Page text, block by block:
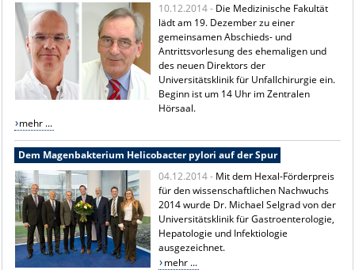
10.12.2014 - Die Medizinische Fakultät
lädt am 19. Dezember zu einer
gemeinsamen Abschieds- und
Antrittsvorlesung des ehemaligen und
des neuen Direktors der
Universitätsklinik für Unfallchirurgie ein.
Beginn ist um 14 Uhr im Zentralen
Hörsaal.
mehr ...
Dem Magenbakterium Helicobacter pylori auf der Spur
04.12.2014 - Mit dem Hexal-Förderpreis
für den wissenschaftlichen Nachwuchs
2014 wurde Dr. Michael Selgrad von der
Universitätsklinik für Gastroenterologie,
Hepatologie und Infektiologie
ausgezeichnet.
mehr ...